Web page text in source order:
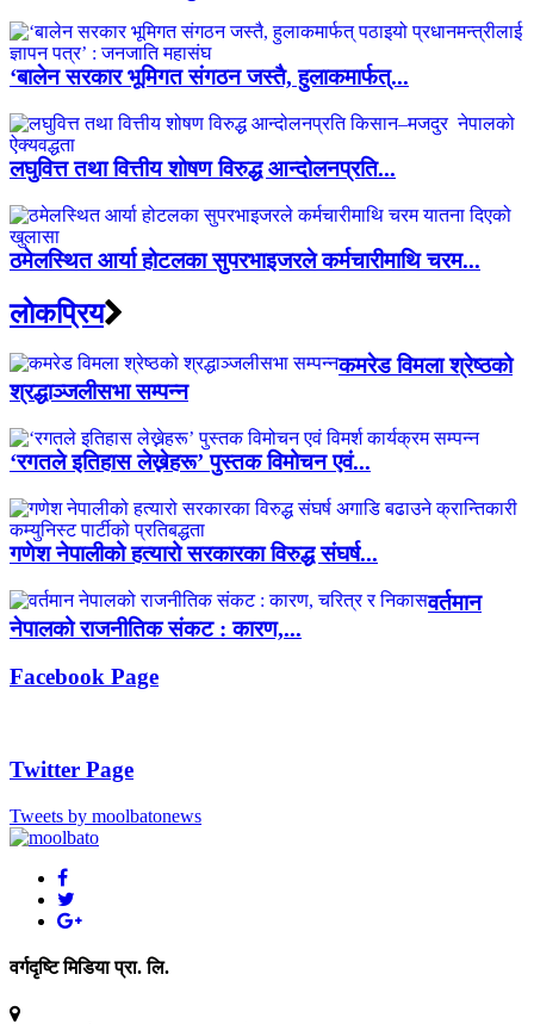
‘बालेन सरकार भूमिगत संगठन जस्तै, हुलाकमार्फत्...
लघुवित्त तथा वित्तीय शोषण विरुद्ध आन्दोलनप्रति...
ठमेलस्थित आर्या होटलका सुपरभाइजरले कर्मचारीमाथि चरम...
लाेकप्रिय
कमरेड विमला श्रेष्ठको
श्रद्धाञ्जलीसभा सम्पन्न
‘रगतले इतिहास लेख्नेहरू’ पुस्तक विमोचन एवं...
गणेश नेपालीको हत्यारो सरकारका विरुद्ध संघर्ष...
वर्तमान
नेपालको राजनीतिक संकट : कारण,...
Facebook Page
Twitter Page
Tweets by moolbatonews
वर्गदृष्टि मिडिया प्रा. लि.